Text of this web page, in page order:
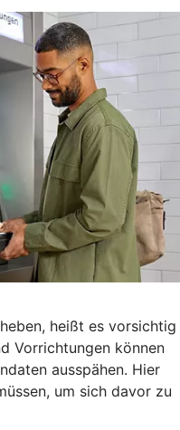
heißt es vorsichtig
Vorrichtungen können
ausspähen. Hier
um sich davor zu